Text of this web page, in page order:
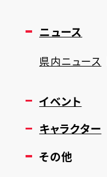
ニュース
県内ニュース
イベント
キャラクター
その他